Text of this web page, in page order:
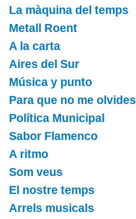
La màquina del temps
Metall Roent
A la carta
Aires del Sur
Música y punto
Para que no me olvides
Política Municipal
Sabor Flamenco
A ritmo
Som veus
El nostre temps
Arrels musicals